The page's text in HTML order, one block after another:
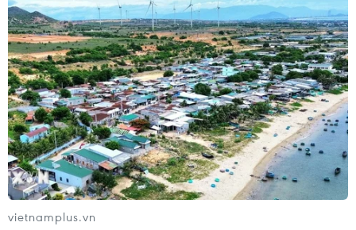
thêm 3 trường hợp mới nhiễm chủng virus corona gây
bệnh viêm phổi tại Trung Quốc.
vietnamplus.vn